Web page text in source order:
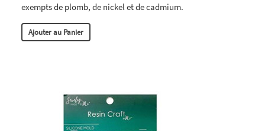
exempts de plomb, de nickel et de cadmium.
Ajouter au Panier